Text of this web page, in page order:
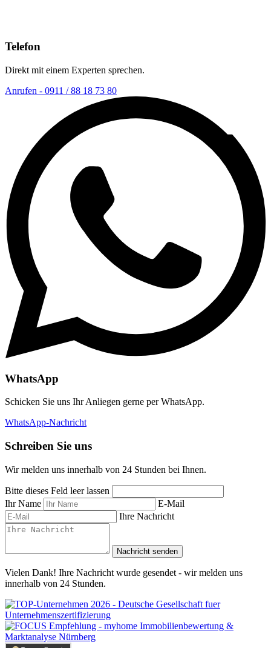
Telefon
Direkt mit einem Experten sprechen.
Anrufen - 0911 / 88 18 73 80
WhatsApp
Schicken Sie uns Ihr Anliegen gerne per WhatsApp.
WhatsApp-Nachricht
Schreiben Sie uns
Wir melden uns innerhalb von 24 Stunden bei Ihnen.
Bitte dieses Feld leer lassen
Ihr Name
E-Mail
Ihre Nachricht
Nachricht senden
Vielen Dank! Ihre Nachricht wurde gesendet - wir melden uns
innerhalb von 24 Stunden.